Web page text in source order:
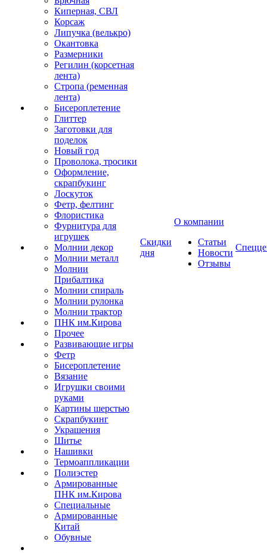
Киперная, СВЛ
Корсаж
Липучка (велькро)
Окантовка
Размерники
Регилин (корсетная
лента)
Стропа (ременная
лента)
Бисероплетение
Глиттер
Заготовки для
поделок
Новый год
Проволока, тросики
Оформление,
скрапбукинг
Лоскуток
Фетр, фелтинг
Флористика
Фурнитура для
игрушек
Молнии декор
Молнии металл
Молнии
Прибалтика
Молнии спираль
Молнии рулонка
Молнии трактор
ПНК им.Кирова
Прочее
Развивающие игры
Фетр
Бисероплетение
Вязание
Игрушки своими
руками
Картины шерстью
Скрапбукинг
Украшения
Шитье
Нашивки
Термоаппликации
Полиэстер
Армированные
ПНК им.Кирова
Специальные
Армированные
Китай
Обувные
Скидки
дня
О компании
Статьи
Новости
Отзывы